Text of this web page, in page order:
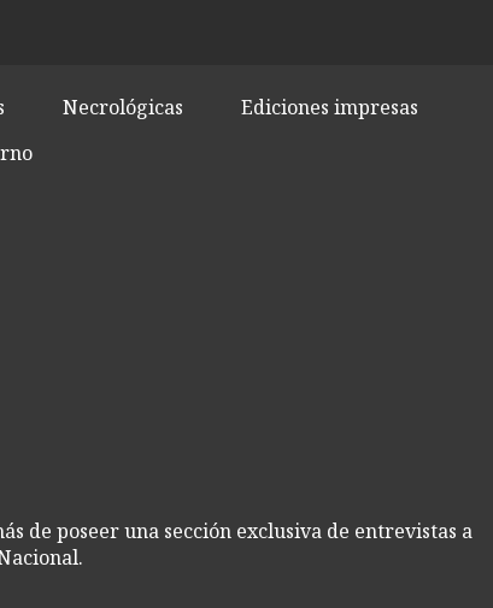
Necrológicas
Ediciones impresas
de poseer una sección exclusiva de entrevistas a